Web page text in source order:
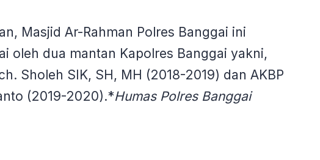
Masjid Ar-Rahman Polres Banggai ini
oleh dua mantan Kapolres Banggai yakni,
Sholeh SIK, SH, MH (2018-2019) dan AKBP
(2019-2020).*Humas Polres Banggai